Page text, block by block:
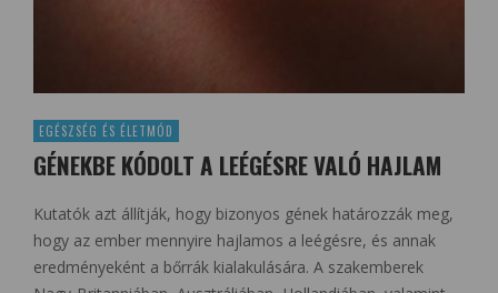
EGÉSZSÉG ÉS ÉLETMÓD
GÉNEKBE KÓDOLT A LEÉGÉSRE VALÓ HAJLAM
Kutatók azt állítják, hogy bizonyos gének határozzák meg,
hogy az ember mennyire hajlamos a leégésre, és annak
eredményeként a bőrrák kialakulására. A szakemberek